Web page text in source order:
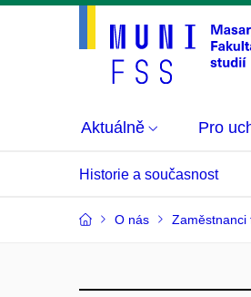
Aktuálně Pro
Historie a současnost
O nás Zaměstnanci